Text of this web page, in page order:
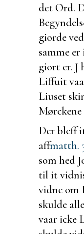
det Ord.
giorde
samme
giort er.
Liffuit
Liuset
Mørckene
Der bleff
affmatth.
som hed
til it
vidne om
skulde
vaar icke